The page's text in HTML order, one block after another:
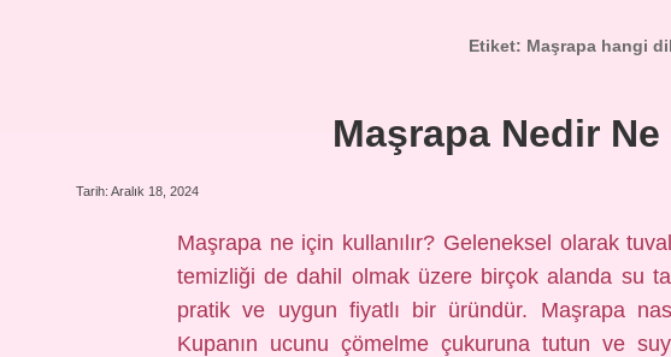
Etiket: Maşrapa hangi
Maşrapa Nedir Ne
Tarih: Aralık 18, 2024
Maşrapa ne için kullanılır? Geleneksel olarak
temizliği de dahil olmak üzere birçok alanda su
pratik ve uygun fiyatlı bir üründür. Maşrapa
Kupanın ucunu çömelme çukuruna tutun ve